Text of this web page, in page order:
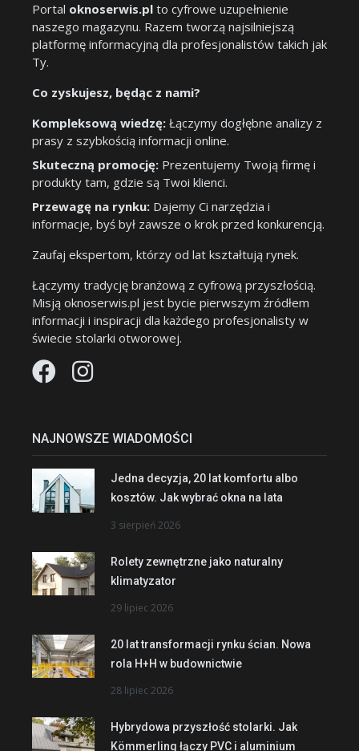
Portal oknoserwis.pl to cyfrowe uzupełnienie
naszego magazynu. Razem tworzą najsilniejszą
platformę informacyjną dla profesjonalistów takich jak
Ty.
Co zyskujesz, będąc z nami?
Kompleksową wiedzę: Łączymy dogłębne analizy z
prasy z szybkością informacji online.
Skuteczną promocję: Prezentujemy Twoją firmę i
produkty tam, gdzie są Twoi klienci.
Przewagę na rynku: Dajemy Ci narzędzia i
informacje, byś był zawsze o krok przed konkurencją.
Zaufaj ekspertom, którzy od lat kształtują rynek.
Łączymy tradycję branżową z cyfrową przyszłością.
Misją oknoserwis.pl jest bycie pierwszym źródłem
informacji i inspiracji dla każdego profesjonalisty w
świecie stolarki otworowej.
NAJNOWSZE WIADOMOŚCI
Jedna decyzja, 20 lat komfortu albo
kosztów. Jak wybrać okna na lata
3 sierpień 2026
Rolety zewnętrzne jako naturalny
klimatyzator
29 lipiec 2026
20 lat transformacji rynku ścian. Nowa
rola H+H w budownictwie
28 lipiec 2026
Hybrydowa przyszłość stolarki. Jak
Kömmerling łączy PVC i aluminium